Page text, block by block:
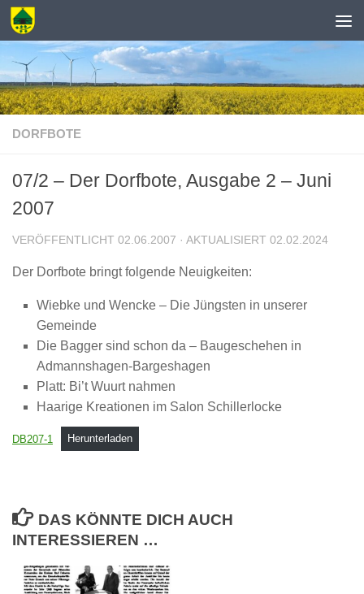
Zum Inhalt springen
DORFBOTE
07/2 – Der Dorfbote, Ausgabe 2 – Juni
2007
VERÖFFENTLICHT 02.06.2007 · AKTUALISIERT 02.02.2024
Der Dorfbote bringt folgende Neuigkeiten:
Wiebke und Wencke – Die Jüngsten in unserer
Gemeinde
Die Bagger sind schon da – Baugeschehen in
Admannshagen-Bargeshagen
Platt: Bi’t Wuurt nahmen
Haarige Kreationen im Salon Schillerlocke
DB207-1 Herunterladen
DAS KÖNNTE DICH AUCH
INTERESSIEREN …